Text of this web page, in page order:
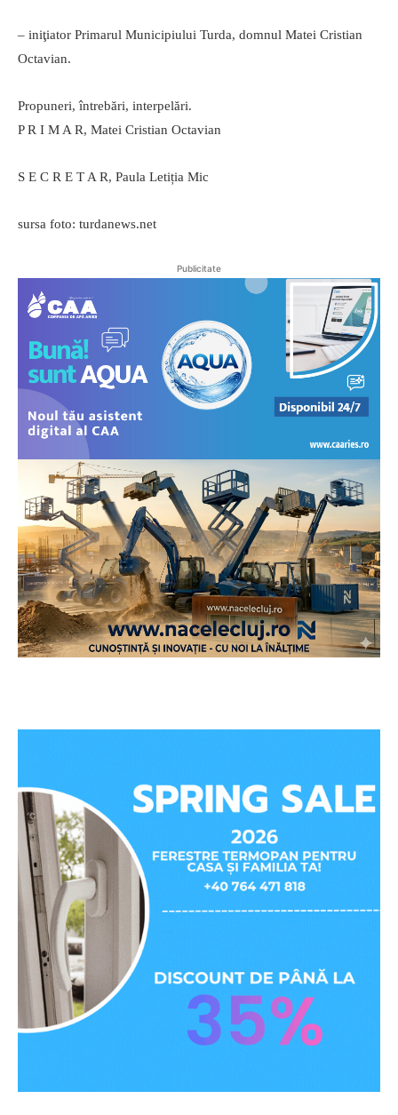
– iniţiator Primarul Municipiului Turda, domnul Matei Cristian
Octavian.
Propuneri, întrebări, interpelări.
P R I M A R, Matei Cristian Octavian
S E C R E T A R, Paula Letiția Mic
sursa foto: turdanews.net
Publicitate